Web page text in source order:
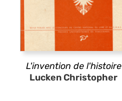
L'invention de l'histoire
Lucken Christopher